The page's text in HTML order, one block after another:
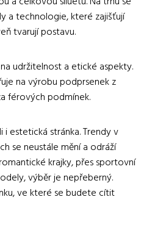
a technologie, které zajišťují
tvarují postavu.
udržitelnost a etické aspekty.
na výrobu podprsenek z
férových podmínek.
estetická stránka. Trendy v
se neustále mění a odráží
krajky, přes sportovní
výběr je nepřeberný.
ve které se budete cítit